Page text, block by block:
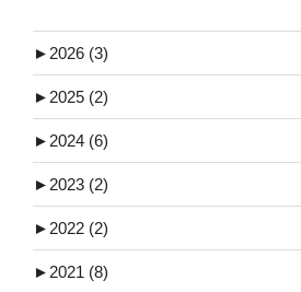
► 2026 (3)
► 2025 (2)
► 2024 (6)
► 2023 (2)
► 2022 (2)
► 2021 (8)